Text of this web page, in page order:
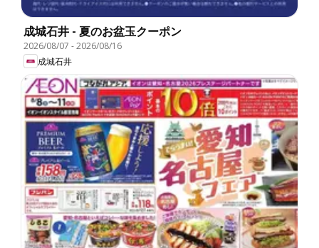
成城石井 - 夏のお盆玉クーポン
2026/08/07 -2026/08/16
成城石井